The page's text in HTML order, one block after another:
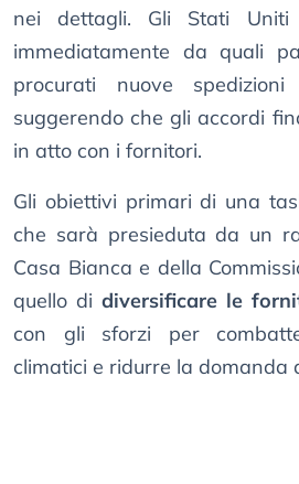
nei dettagli. Gli Stati
immediatamente da quali
procurati nuove
suggerendo che gli accordi
in atto con i fornitori.
Gli obiettivi primari di una
che sarà presieduta da un
Casa Bianca e della
quello di diversificare le
con gli sforzi per
climatici e ridurre la domanda